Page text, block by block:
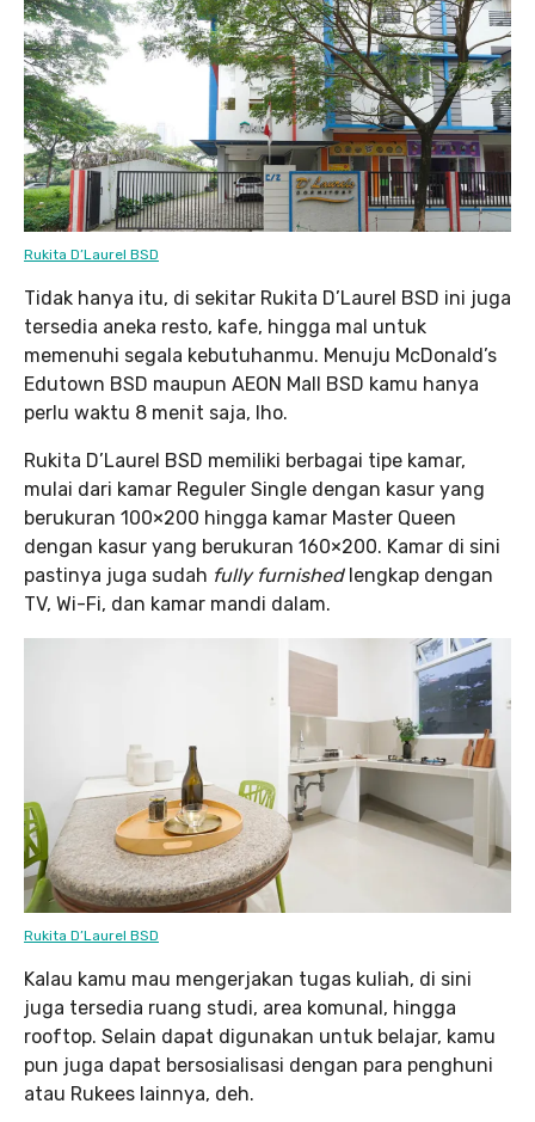
Rukita D’Laurel BSD
Tidak hanya itu, di sekitar Rukita D’Laurel BSD ini juga
tersedia aneka resto, kafe, hingga mal untuk
memenuhi segala kebutuhanmu. Menuju McDonald’s
Edutown BSD maupun AEON Mall BSD kamu hanya
perlu waktu 8 menit saja, lho.
Rukita D’Laurel BSD memiliki berbagai tipe kamar,
mulai dari kamar Reguler Single dengan kasur yang
berukuran 100×200 hingga kamar Master Queen
dengan kasur yang berukuran 160×200. Kamar di sini
pastinya juga sudah fully furnishedlengkap dengan
TV, Wi-Fi, dan kamar mandi dalam.
Rukita D’Laurel BSD
Kalau kamu mau mengerjakan tugas kuliah, di sini
juga tersedia ruang studi, area komunal, hingga
rooftop. Selain dapat digunakan untuk belajar, kamu
pun juga dapat bersosialisasi dengan para penghuni
atau Rukees lainnya, deh.